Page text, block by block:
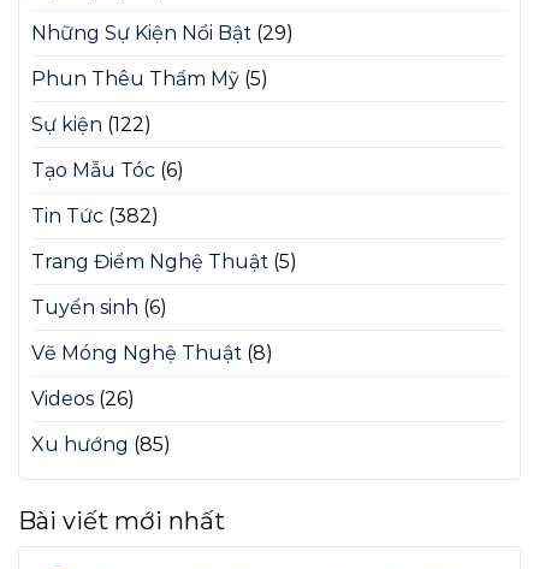
Những Sự Kiện Nổi Bật (29)
Phun Thêu Thẩm Mỹ (5)
Sự kiện (122)
Tạo Mẫu Tóc (6)
Tin Tức (382)
Trang Điểm Nghệ Thuật (5)
Tuyển sinh (6)
Vẽ Móng Nghệ Thuật (8)
Videos (26)
Xu hướng (85)
Bài viết mới nhất